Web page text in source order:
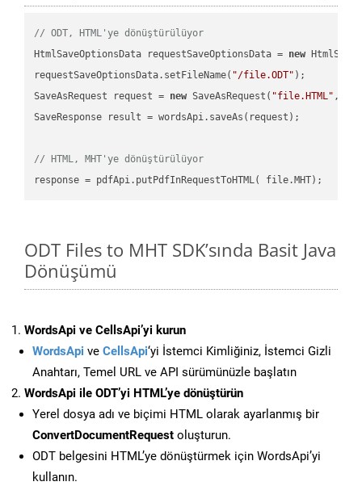
// ODT, HTML'ye dönüştürülüyor
HtmlSaveOptionsData requestSaveOptionsData = new
requestSaveOptionsData.setFileName( "/file.ODT" );
SaveAsRequest request = new SaveAsRequest( "file.HTML"
SaveResponse result = wordsApi.saveAs(request);
// HTML, MHT'ye dönüştürülüyor
ODT Files to MHT SDK’sında Basit Java
Dönüşümü
WordsApi ve CellsApi’yi kurun
WordsApi ve CellsApi‘yi İstemci Kimliğiniz, İstemci Gizli
Anahtarı, Temel URL ve API sürümünüzle başlatın
WordsApi ile ODT’yi HTML’ye dönüştürün
Yerel dosya adı ve biçimi HTML olarak ayarlanmış bir
ConvertDocumentRequest oluşturun.
ODT belgesini HTML’ye dönüştürmek için WordsApi’yi
kullanın.